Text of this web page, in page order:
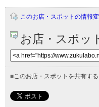
このお店・スポットの情報
お店・スポッ
■このお店・スポットを共有する